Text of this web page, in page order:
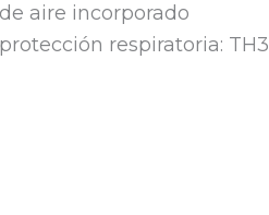
aire incorporado
respiratoria: TH3